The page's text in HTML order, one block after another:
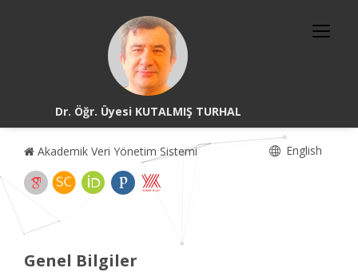
Dr. Öğr. Üyesi KUTALMIŞ TURHAL
Akademik Veri Yönetim Sistemi English
Genel Bilgiler